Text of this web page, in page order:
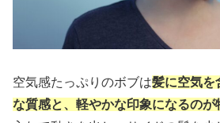
空気感たっぷりのボブは髪に空気を
な質感と、軽やかな印象になるのが